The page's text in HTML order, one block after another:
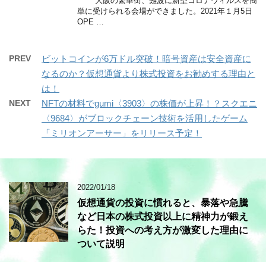
単に受けられる会場ができました。2021年１月5日
OPE …
PREV
ビットコインが6万ドル突破！暗号資産は安全資産に
なるのか？仮想通貨より株式投資をお勧めする理由と
は！
NEXT
NFTの材料でgumi〈3903〉の株価が上昇！？スクエニ
〈9684〉がブロックチェーン技術を活用したゲーム
「ミリオンアーサー」をリリース予定！
2022/01/18
仮想通貨の投資に慣れると、暴落や急騰
など日本の株式投資以上に精神力が鍛え
らた！投資への考え方が激変した理由に
ついて説明